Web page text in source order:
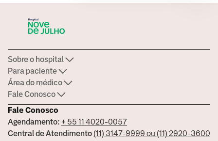
Fale Conosco
Agendamento: + 55 11 4020-0057
Central de Atendimento(11) 3147-9999 ou (11) 2920-3600
Sobre o hospital
Para paciente
Área do médico
Fale Conosco